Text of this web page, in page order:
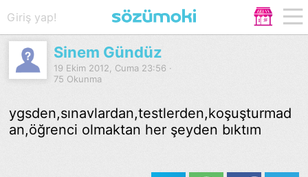
Giriş yap!
Sinem Gündüz
19 Ekim 2012, Cuma 23:56 ·
75 Okunma
ygsden,sınavlardan,testlerden,koşuşturmad
an,öğrenci olmaktan her şeyden bıktım